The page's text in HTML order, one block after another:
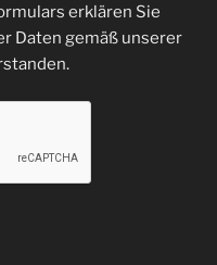
erklären Sie
Daten gemäß unserer